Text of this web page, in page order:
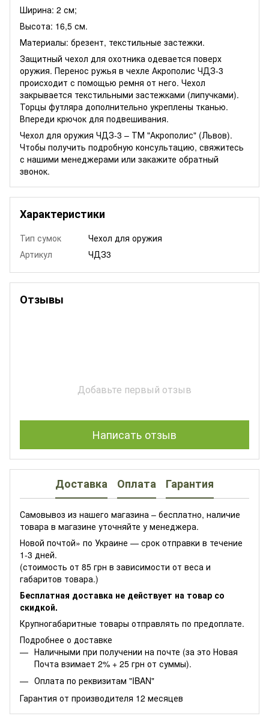
Ширина: 2 см;
Высота: 16,5 см.
Материалы: брезент, текстильные застежки.
Защитный чехол для охотника одевается поверх
оружия. Перенос ружья в чехле Акрополис ЧДЗ-3
происходит с помощью ремня от него. Чехол
закрывается текстильными застежками (липучками).
Торцы футляра дополнительно укреплены тканью.
Впереди крючок для подвешивания.
Чехол для оружия ЧДЗ-3 – ТМ "Акрополис" (Львов).
Чтобы получить подробную консультацию, свяжитесь
с нашими менеджерами или закажите обратный
звонок.
Характеристики
Тип сумок
Чехол для оружия
Артикул
ЧДЗ3
Отзывы
Добавьте первый отзыв
Написать отзыв
Доставка Оплата Гарантия
Самовывоз из нашего магазина – бесплатно, наличие
товара в магазине уточняйте у менеджера.
Новой почтой» по Украине — срок отправки в течение
1-3 дней.
(стоимость от 85 грн в зависимости от веса и
габаритов товара.)
Бесплатная доставка не действует на товар со
скидкой.
Крупногабаритные товары отправлять по предоплате.
Подробнее о доставке
Наличными при получении на почте (за это Новая
Почта взимает 2% + 25 грн от суммы).
Оплата по реквизитам "IBAN"
Гарантия от производителя 12 месяцев